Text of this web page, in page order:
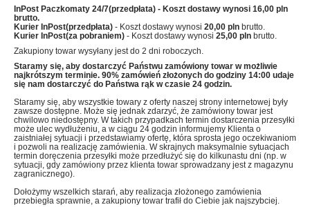
InPost Paczkomaty 24/7(przedpłata) - Koszt dostawy wynosi 16,00 pln
brutto.
Kurier InPost(przedpłata) - Koszt dostawy wynosi 20,00 pln brutto.
Kurier InPost(za pobraniem) - Koszt dostawy wynosi 25,00 pln brutto.
Zakupiony towar wysyłany jest do 2 dni roboczych.
Staramy się, aby dostarczyć Państwu zamówiony towar w możliwie
najkrótszym terminie. 90% zamówień złożonych do godziny 14:00 udaje
się nam dostarczyć do Państwa rąk w czasie 24 godzin.
Staramy się, aby wszystkie towary z oferty naszej strony internetowej były
zawsze dostępne. Może się jednak zdarzyć, że zamówiony towar jest
chwilowo niedostępny. W takich przypadkach termin dostarczenia przesyłki
może ulec wydłużeniu, a w ciągu 24 godzin informujemy Klienta o
zaistniałej sytuacji i przedstawiamy ofertę, która sprosta jego oczekiwaniom
i pozwoli na realizację zamówienia. W skrajnych maksymalnie sytuacjach
termin doręczenia przesyłki może przedłużyć się do kilkunastu dni (np. w
sytuacji, gdy zamówiony przez klienta towar sprowadzany jest z magazynu
zagranicznego).
Dołożymy wszelkich starań, aby realizacja złożonego zamówienia
przebiegła sprawnie, a zakupiony towar trafił do Ciebie jak najszybciej.